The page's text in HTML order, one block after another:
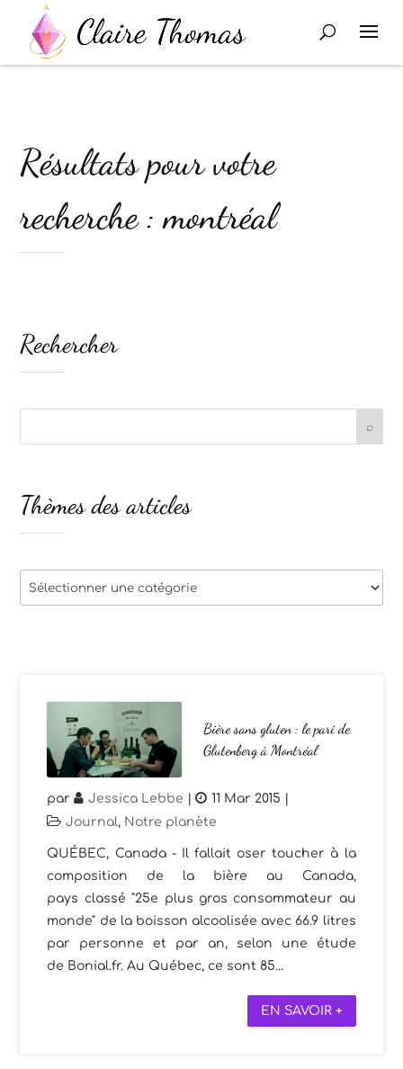
Résultats pour votre
recherche : montréal
Bière sans gluten : le pari de
Glutenberg à Montréal
par Jessica Lebbe | 11 Mar 2015
Journal, Notre planète
QUÉBEC, Canada - Il fallait oser toucher à la
composition de la bière au Canada,
pays classé "25e plus gros consommateur au
monde" de la boisson alcoolisée avec 66.9 litres
par personne et par an, selon une étude
de Bonial.fr. Au Québec, ce sont 85...
EN SAVOIR +
Rechercher
Thèmes des articles
Thèmes
des